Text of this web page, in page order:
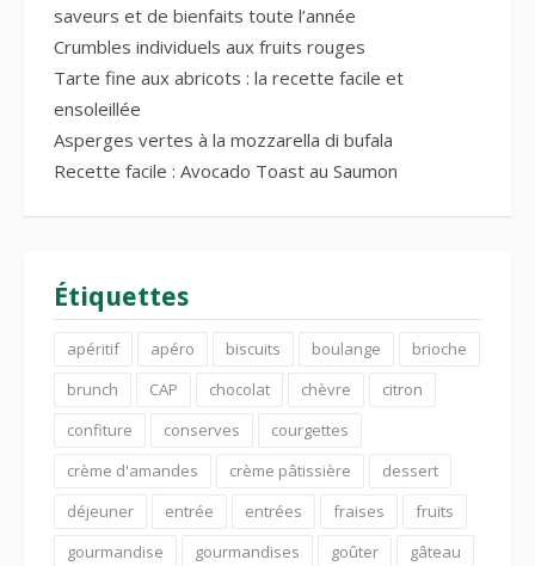
saveurs et de bienfaits toute l’année
Crumbles individuels aux fruits rouges
Tarte fine aux abricots : la recette facile et
ensoleillée
Asperges vertes à la mozzarella di bufala
Recette facile : Avocado Toast au Saumon
Étiquettes
apéritif apéro biscuits boulange
brioche
brunch
CAP chocolat chèvre
citron
confiture
conserves
courgettes
crème d'amandes
crème pâtissière
dessert
déjeuner
entrée entrées fraises
fruits
gourmandise
gourmandises goûter
gâteau